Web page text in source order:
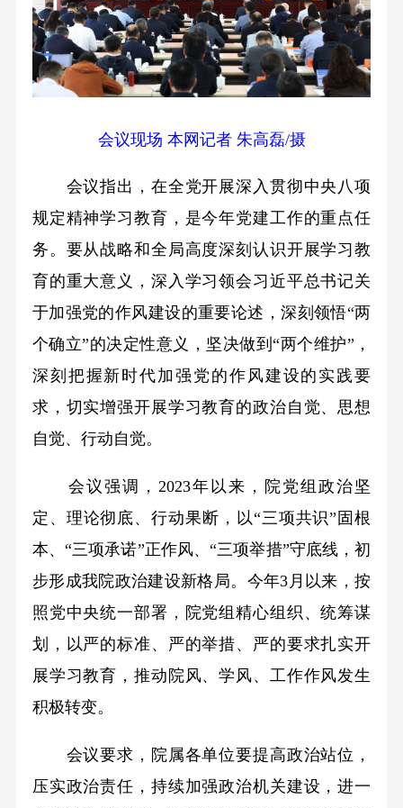
会议现场 本网记者 朱高磊/摄
会议指出，在全党开展深入贯彻中央八项
规定精神学习教育，是今年党建工作的重点任
务。要从战略和全局高度深刻认识开展学习教
育的重大意义，深入学习领会习近平总书记关
于加强党的作风建设的重要论述，深刻领悟“两
个确立”的决定性意义，坚决做到“两个维护”，
深刻把握新时代加强党的作风建设的实践要
求，切实增强开展学习教育的政治自觉、思想
自觉、行动自觉。
会议强调，2023年以来，院党组政治坚
定、理论彻底、行动果断，以“三项共识”固根
本、“三项承诺”正作风、“三项举措”守底线，初
步形成我院政治建设新格局。今年3月以来，按
照党中央统一部署，院党组精心组织、统筹谋
划，以严的标准、严的举措、严的要求扎实开
展学习教育，推动院风、学风、工作作风发生
积极转变。
会议要求，院属各单位要提高政治站位，
压实政治责任，持续加强政治机关建设，进一